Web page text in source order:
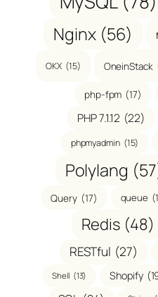
Nginx (56)
OKX (15) OneinStack
php-fpm (17)
PHP 7.1.12 (22)
phpmyadmin (15)
Polylang
Query (17) queue
Redis (48)
RESTful (27)
Shell (13) Shopify